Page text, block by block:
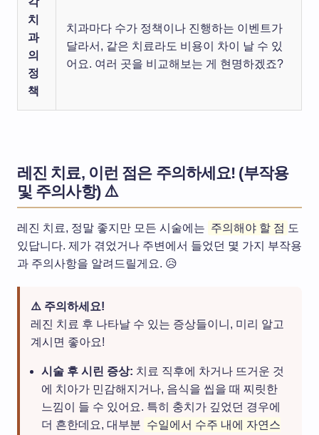
치
과
의
정
책
치과마다 수가 정책이나 진행하는 이벤트가
달라서, 같은 치료라도 비용이 차이 날 수 있
어요. 여러 곳을 비교해보는 게 현명하겠죠?
레진 치료, 이런 점은 주의하세요! (부작용
및 주의사항) ⚠️
레진 치료, 정말 좋지만 모든 시술에는 주의해야 할 점 도
있답니다. 제가 겪었거나 주변에서 들었던 몇 가지 부작용
과 주의사항을 알려드릴게요. 😥
⚠️ 주의하세요!
레진 치료 후 나타날 수 있는 증상들이니, 미리 알고
계시면 좋아요!
시술 후 시린 증상: 치료 직후에 차거나 뜨거운 것
에 치아가 민감해지거나, 음식을 씹을 때 찌릿한
느낌이 들 수 있어요. 특히 충치가 깊었던 경우에
더 흔한데요, 대부분 수일에서 수주 내에 자연스